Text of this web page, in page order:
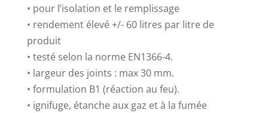
• pour l’isolation et le remplissage
• rendement élevé +/- 60 litres par litre de
produit
• testé selon la norme EN1366-4.
• largeur des joints : max 30 mm.
• formulation B1 (réaction au feu).
• ignifuge, étanche aux gaz et à la fumée